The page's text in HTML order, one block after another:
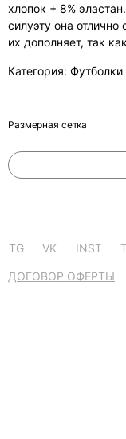
Размерная сетка
хлопок + 8%
силуэту она
их дополняет, так
Категория: Футболки
ДОГОВОР ОФЕРТЫ
TG INST
VK